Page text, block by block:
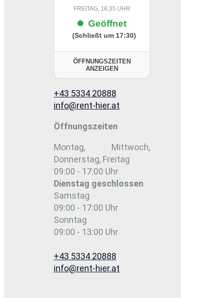
FREITAG, 16:35 UHR
Geöffnet
(Schließt um 17:30)
ÖFFNUNGSZEITEN
ANZEIGEN
+43 5334 20888
info@rent-hier.at
Öffnungszeiten
Montag, Mittwoch,
Donnerstag, Freitag
09:00 - 17:00 Uhr
Dienstag geschlossen
Samstag
09:00 - 17:00 Uhr
Sonntag
09:00 - 13:00 Uhr
+43 5334 20888
info@rent-hier.at